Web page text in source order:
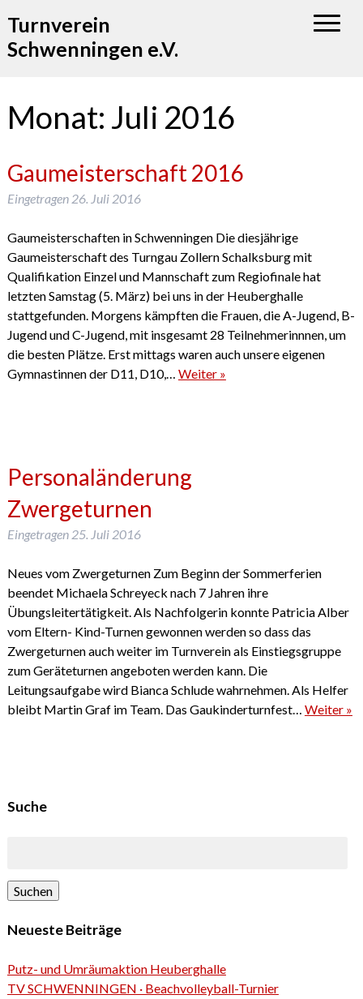
Turnverein
Schwenningen e.V.
Monat: Juli 2016
Gaumeisterschaft 2016
Eingetragen 26. Juli 2016
Gaumeisterschaften in Schwenningen Die diesjährige
Gaumeisterschaft des Turngau Zollern Schalksburg mit
Qualifikation Einzel und Mannschaft zum Regiofinale hat
letzten Samstag (5. März) bei uns in der Heuberghalle
stattgefunden. Morgens kämpften die Frauen, die A-Jugend, B-
Jugend und C-Jugend, mit insgesamt 28 Teilnehmerinnnen, um
die besten Plätze. Erst mittags waren auch unsere eigenen
Gymnastinnen der D11, D10,… Weiter »
Personaländerung
Zwergeturnen
Eingetragen 25. Juli 2016
Neues vom Zwergeturnen Zum Beginn der Sommerferien
beendet Michaela Schreyeck nach 7 Jahren ihre
Übungsleitertätigkeit. Als Nachfolgerin konnte Patricia Alber
vom Eltern- Kind-Turnen gewonnen werden so dass das
Zwergeturnen auch weiter im Turnverein als Einstiegsgruppe
zum Geräteturnen angeboten werden kann. Die
Leitungsaufgabe wird Bianca Schlude wahrnehmen. Als Helfer
bleibt Martin Graf im Team. Das Gaukinderturnfest… Weiter »
Suche
Suchen
Neueste Beiträge
Putz- und Umräumaktion Heuberghalle
TV SCHWENNINGEN · Beachvolleyball-Turnier